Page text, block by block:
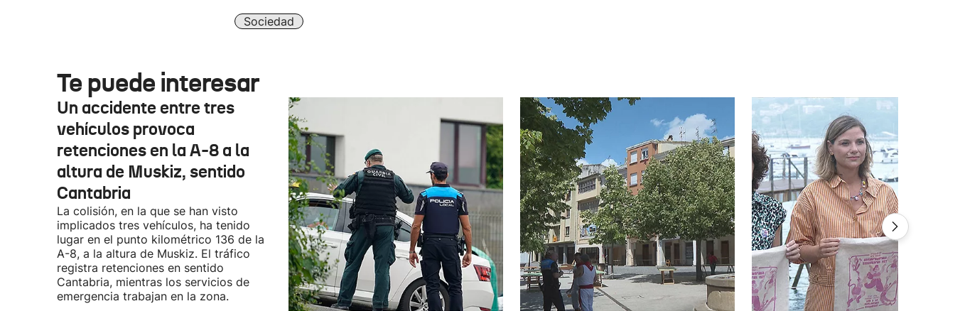
Sociedad
Te puede interesar
Un accidente entre tres
vehículos provoca
retenciones en la A-8 a la
altura de Muskiz, sentido
Cantabria
La colisión, en la que se han visto
implicados tres vehículos, ha tenido
lugar en el punto kilométrico 136 de la
A-8, a la altura de Muskiz. El tráfico
registra retenciones en sentido
Cantabria, mientras los servicios de
emergencia trabajan en la zona.